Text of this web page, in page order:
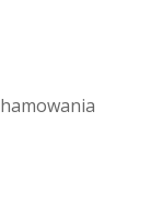
hamowania